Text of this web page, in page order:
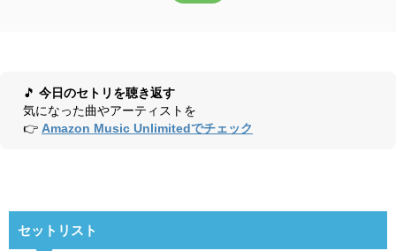
🎵 今日のセトリを聴き返す
気になった曲やアーティストを
👉 Amazon Music Unlimitedでチェック
セットリスト